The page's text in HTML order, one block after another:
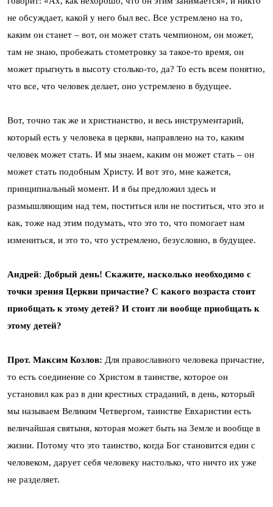
не обсуждает, какой у него был вес. Все устремлено на то,
каким он станет – вот, он может стать чемпионом, он может,
там не знаю, пробежать стометровку за такое-то время, он
может прыгнуть в высоту столько-то, да? То есть всем понятно,
что все, что человек делает, оно устремлено в будущее.
Вот, точно так же и христианство, и весь инструментарий,
который есть у человека в церкви, направлено на то, каким
человек может стать. И мы знаем, каким он может стать – он
может стать подобным Христу. И вот это, мне кажется,
принципиальный момент. И я бы предложил здесь и
размышляющим над тем, поститься или не поститься, что это и
как, тоже над этим подумать, что это то, что помогает нам
измениться, и это то, что устремлено, безусловно, в будущее.
Андрей: Добрый день! Скажите, насколько необходимо с
точки зрения Церкви причастие? С какого возраста стоит
приобщать к этому детей? И стоит ли вообще приобщать к
этому детей?
Прот. Максим Козлов: Для православного человека причастие,
то есть соединение со Христом в таинстве, которое он
установил как раз в дни крестных страданий, в день, который
мы называем Великим Четвергом, таинстве Евхаристии есть
величайшая святыня, которая может быть на Земле и вообще в
жизни. Потому что это таинство, когда Бог становится един с
человеком, дарует себя человеку настолько, что ничто их уже
не разделяет.